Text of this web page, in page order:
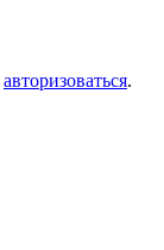
авторизоваться.